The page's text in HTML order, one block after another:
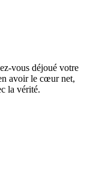
vous déjoué votre
avoir le cœur net,
la vérité.